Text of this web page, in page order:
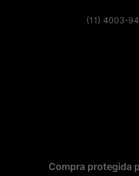
(11) 4003-
Compra protegida